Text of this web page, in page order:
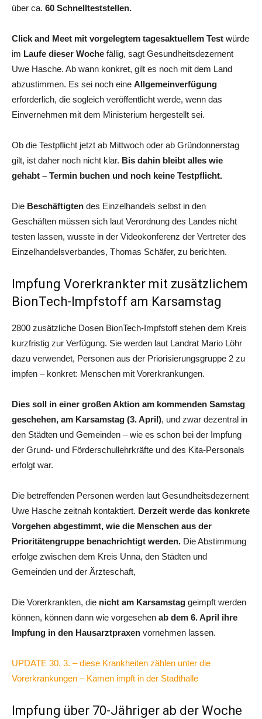
über ca. 60 Schnellteststellen.
Click and Meet mit vorgelegtem tagesaktuellem Test würde
im Laufe dieser Woche fällig, sagt Gesundheitsdezernent
Uwe Hasche. Ab wann konkret, gilt es noch mit dem Land
abzustimmen. Es sei noch eine Allgemeinverfügung
erforderlich, die sogleich veröffentlicht werde, wenn das
Einvernehmen mit dem Ministerium hergestellt sei.
Ob die Testpflicht jetzt ab Mittwoch oder ab Gründonnerstag
gilt, ist daher noch nicht klar. Bis dahin bleibt alles wie
gehabt – Termin buchen und noch keine Testpflicht.
Die Beschäftigten des Einzelhandels selbst in den
Geschäften müssen sich laut Verordnung des Landes nicht
testen lassen, wusste in der Videokonferenz der Vertreter des
Einzelhandelsverbandes, Thomas Schäfer, zu berichten.
Impfung Vorerkrankter mit zusätzlichem
BionTech-Impfstoff am Karsamstag
2800 zusätzliche Dosen BionTech-Impfstoff stehen dem Kreis
kurzfristig zur Verfügung. Sie werden laut Landrat Mario Löhr
dazu verwendet, Personen aus der Priorisierungsgruppe 2 zu
impfen – konkret: Menschen mit Vorerkrankungen.
Dies soll in einer großen Aktion am kommenden Samstag
geschehen, am Karsamstag (3. April), und zwar dezentral in
den Städten und Gemeinden – wie es schon bei der Impfung
der Grund- und Förderschullehrkräfte und des Kita-Personals
erfolgt war.
Die betreffenden Personen werden laut Gesundheitsdezernent
Uwe Hasche zeitnah kontaktiert. Derzeit werde das konkrete
Vorgehen abgestimmt, wie die Menschen aus der
Prioritätengruppe benachrichtigt werden. Die Abstimmung
erfolge zwischen dem Kreis Unna, den Städten und
Gemeinden und der Ärzteschaft,
Die Vorerkrankten, die nicht am Karsamstag geimpft werden
können, können dann wie vorgesehen ab dem 6. April ihre
Impfung in den Hausarztpraxen vornehmen lassen.
UPDATE 30. 3. – diese Krankheiten zählen unter die
Vorerkrankungen – Kamen impft in der Stadthalle
Impfung über 70-Jähriger ab der Woche